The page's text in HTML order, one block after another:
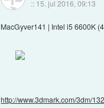
:: 15. jul 2016, 09:13
MacGyver141 | Intel i5 6600K
http://www.3dmark.com/3dm/